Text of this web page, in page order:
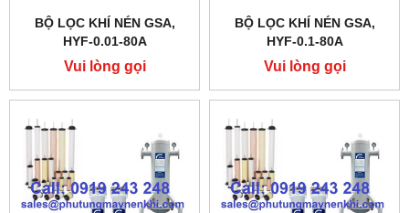
BỘ LỌC KHÍ NÉN GSA,
HYF-0.01-80A
Vui lòng gọi
BỘ LỌC KHÍ NÉN GSA,
HYF-0.1-80A
Vui lòng gọi